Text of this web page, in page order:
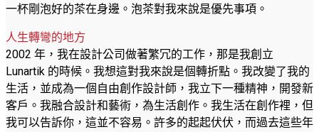
一杯剛泡好的茶在身邊。泡茶對我來說是優先事項。
人生轉彎的地方
2002 年，我在設計公司做著繁冗的工作，那是我創立
Lunartik 的時候。我想這對我來說是個轉折點。我改變了我的
生活，並成為一個自由創作設計師，我立下一種精神，開發新
客戶。我融合設計和藝術，為生活創作。我生活在創作裡，但
我可以告訴你，這並不容易。許多的起起伏伏，而過去這些年